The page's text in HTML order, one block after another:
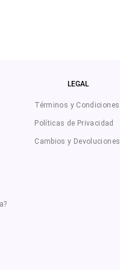
LEGAL
Términos y Condiciones
Políticas de Privacidad
Cambios y Devoluciones